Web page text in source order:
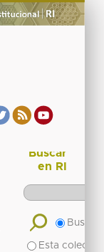
Buscar
en RI
Buscar
Esta